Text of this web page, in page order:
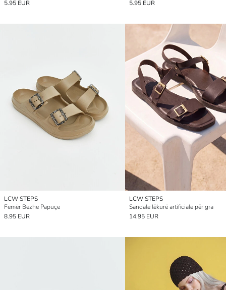
5.95 EUR 5.95 EUR
LCW STEPS
Femër Bezhe Papuçe
8.95 EUR
LCW STEPS
Sandale lëkurë artificiale për gra
14.95 EUR